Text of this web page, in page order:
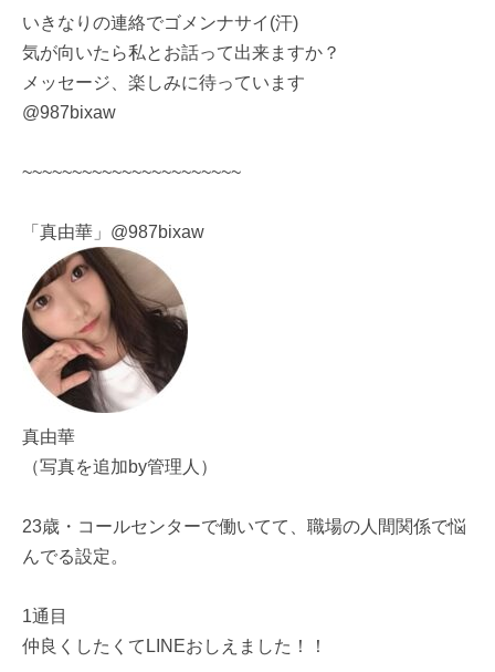
いきなりの連絡でゴメンナサイ(汗)
気が向いたら私とお話って出来ますか？
メッセージ、楽しみに待っています
@987bixaw
~~~~~~~~~~~~~~~~~~~~~~
「真由華」@987bixaw
真由華
（写真を追加by管理人）
23歳・コールセンターで働いてて、職場の人間関係で悩
んでる設定。
1通目
仲良くしたくてLINEおしえました！！